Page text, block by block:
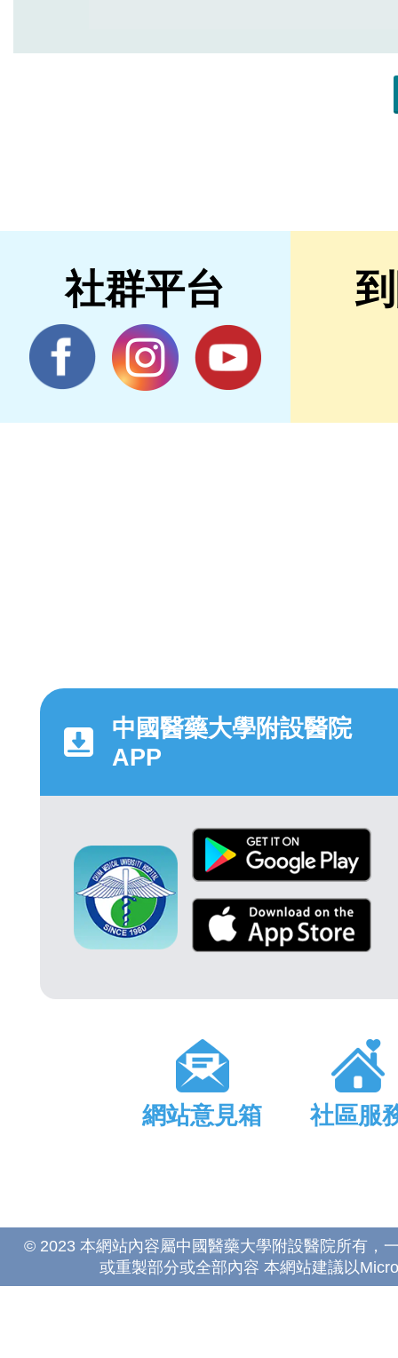
社群平台
中國醫藥大學附設醫院
APP
網站意見箱 社區服
© 2023 本網站內容屬中國醫藥大學附設醫院所有，
或重製部分或全部內容 本網站建議以